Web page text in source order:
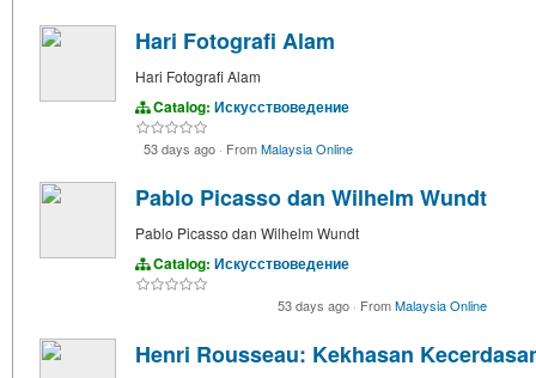
Hari Fotografi Alam
Hari Fotografi Alam
Catalog: Искусствоведение
53 days ago · FromMalaysia Online
Pablo Picasso dan Wilhelm Wundt
Pablo Picasso dan Wilhelm Wundt
Catalog: Искусствоведение
53 days ago · FromMalaysia Online
Henri Rousseau: Kekhasan